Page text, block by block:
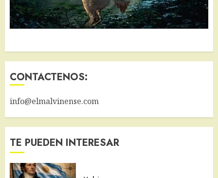
CONTACTENOS:
info@elmalvinense.com
TE PUEDEN INTERESAR